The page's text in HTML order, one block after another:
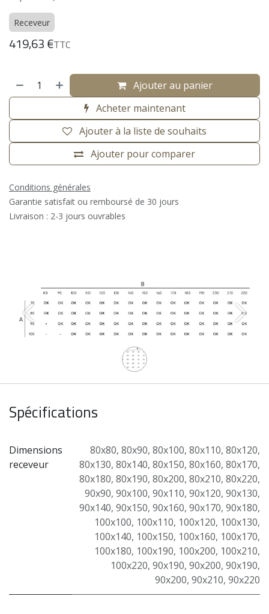
Receveur
419,63€TTC
Ajouter au panier
Acheter maintenant
Ajouter pour comparer
Ajouter à la liste de souhaits
Conditions générales
Garantie satisfait ou remboursé de 30 jours
Livraison : 2-3 jours ouvrables
Précédent
Spécifications
Dimensions
receveur
80x80, 80x90, 80x100, 80x110, 80x120,
80x130, 80x140, 80x150, 80x160, 80x170,
80x180, 80x190, 80x200, 80x210, 80x220,
90x90, 90x100, 90x110, 90x120, 90x130,
90x140, 90x150, 90x160, 90x170, 90x180,
100x100, 100x110, 100x120, 100x130,
100x140, 100x150, 100x160, 100x170,
100x180, 100x190, 100x200, 100x210,
100x220, 90x190, 90x200, 90x190,
90x200, 90x210, 90x220